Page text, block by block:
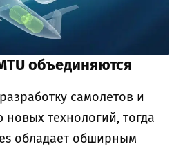
объединяются
самолетов и
технологий, тогда
обладает обширным